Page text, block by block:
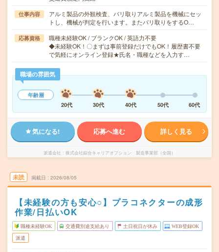
仕事内容
アルミ製品の外観検査、バリ取りアルミ製品を機械にセッ
トし、機械が判定を行います。またバリ取りをするO…
応募資格
職種未経験OK / ブランクOK / 英語力不要
◆未経験OK！〇まずは事前登録だけでもOK！履歴書不要
で気軽にオンライン登録★氏名・職種などを入力す…
職場の雰囲気
年齢層
20代
30代 40代 50代 60代
気になる! 応募へ進む 詳しく見る
派遣会社 株式会社綜合キャリアオプション 製造事業部（全国）
未読 掲載日 2026/08/05
【未経験の方も安心○】プラコネクターの成形
作業/日払いOK
職種未経験OK 交通費別途支給あり 土日祝日が休み WEB登録OK
派遣